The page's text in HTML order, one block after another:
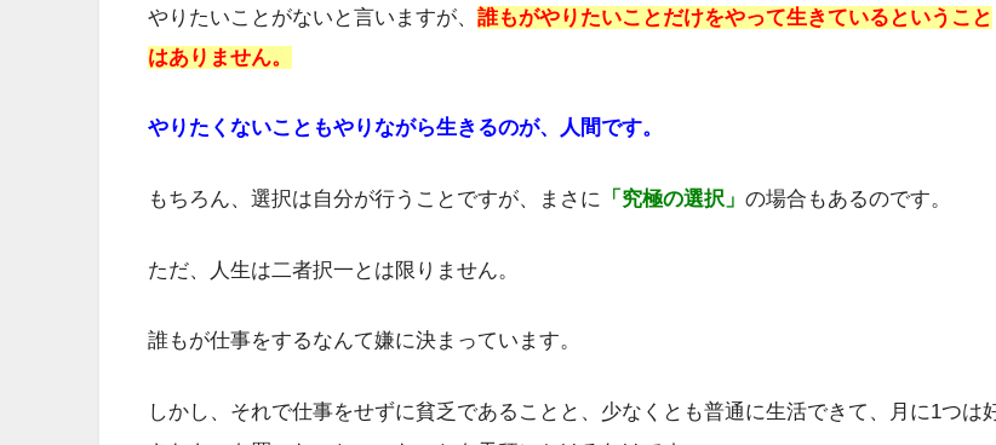
やりたいことがないと言いますが、 誰もがやりたいことだけをやって生きているということ
はありません。
やりたくないこともやりながら生きるのが、人間です。
もちろん、選択は自分が行うことですが、まさに 「究極の選択」 の場合もあるのです。
ただ、人生は二者択一とは限りません。
誰もが仕事をするなんて嫌に決まっています。
しかし、それで仕事をせずに貧乏であることと、少なくとも普通に生活できて、月に1つは